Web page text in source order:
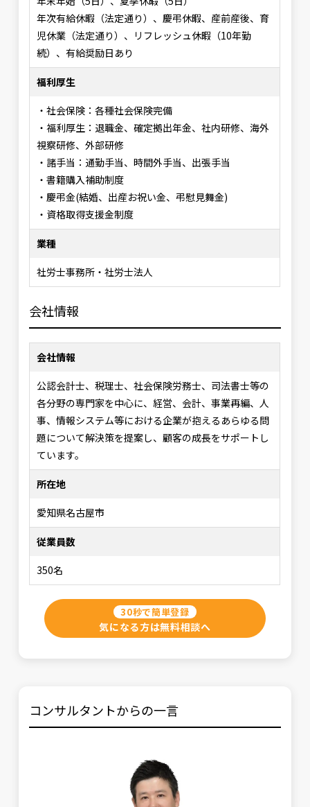
年次有給休暇（法定通り）、慶弔休暇、産前産後、育
児休業（法定通り）、リフレッシュ休暇（10年勤
続）、有給奨励日あり
福利厚生
・社会保険：各種社会保険完備
・福利厚生：退職金、確定拠出年金、社内研修、海外
視察研修、外部研修
・諸手当：通勤手当、時間外手当、出張手当
・書籍購入補助制度
・慶弔金(結婚、出産お祝い金、弔慰見舞金)
・資格取得支援金制度
業種
社労士事務所・社労士法人
会社情報
会社情報
公認会計士、税理士、社会保険労務士、司法書士等の
各分野の専門家を中心に、経営、会計、事業再編、人
事、情報システム等における企業が抱えるあらゆる問
題について解決策を提案し、顧客の成長をサポートし
ています。
所在地
愛知県名古屋市
従業員数
350名
30秒で簡単登録
気になる方は無料相談へ
コンサルタントからの一言